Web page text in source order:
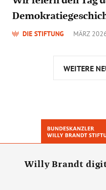
DIE STIFTUNG MÄRZ
WEITERE
Willy Brandt